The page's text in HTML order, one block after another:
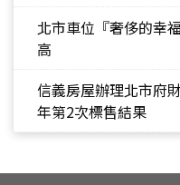
北市車位『奢侈的幸
高
信義房屋辦理北市府
年第2次標售結果